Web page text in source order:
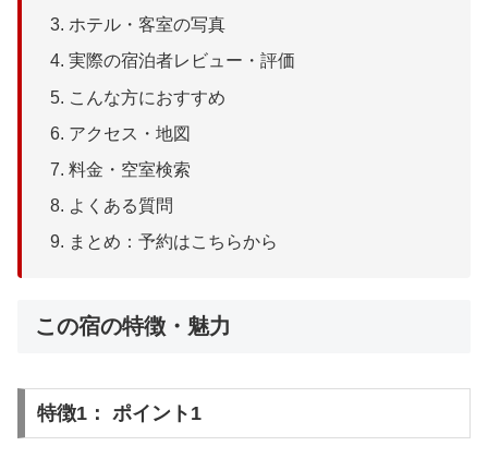
ホテル・客室の写真
実際の宿泊者レビュー・評価
こんな方におすすめ
アクセス・地図
料金・空室検索
よくある質問
まとめ：予約はこちらから
この宿の特徴・魅力
特徴1： ポイント1